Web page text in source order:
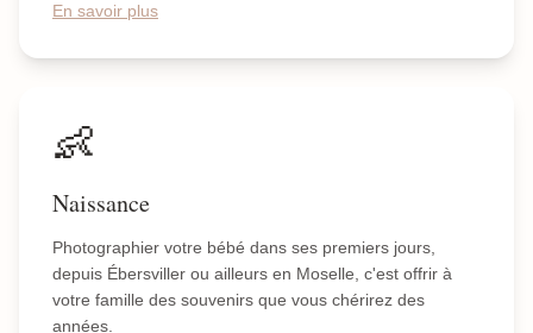
En savoir plus
👶
Naissance
Photographier votre bébé dans ses premiers jours,
depuis Ébersviller ou ailleurs en Moselle, c'est offrir à
votre famille des souvenirs que vous chérirez des
années.